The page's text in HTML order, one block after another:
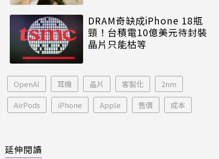
DRAM奇缺成iPhone 18瓶
頸！台積電10億美元待封裝
晶片只能枯等
OpenAI 耳機 晶片 客製化 2nm
AirPods iPhone Apple 售價 成本
延伸閱讀